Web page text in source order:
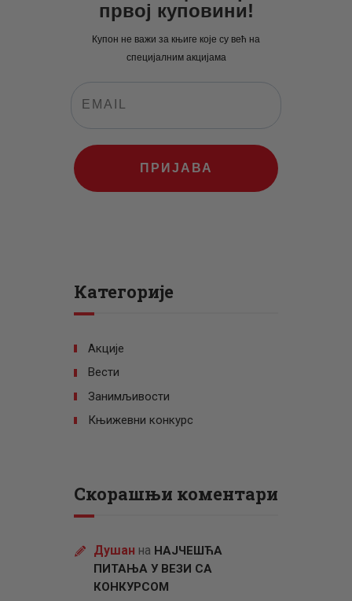
првој куповини!
Купон не важи за књиге које су већ на
специјалним акцијама
ПРИЈАВА
Категорије
Акције
Вести
Занимљивости
Књижевни конкурс
Скорашњи коментари
Душан на НАЈЧЕШЋА
ПИТАЊА У ВЕЗИ СА
КОНКУРСОМ